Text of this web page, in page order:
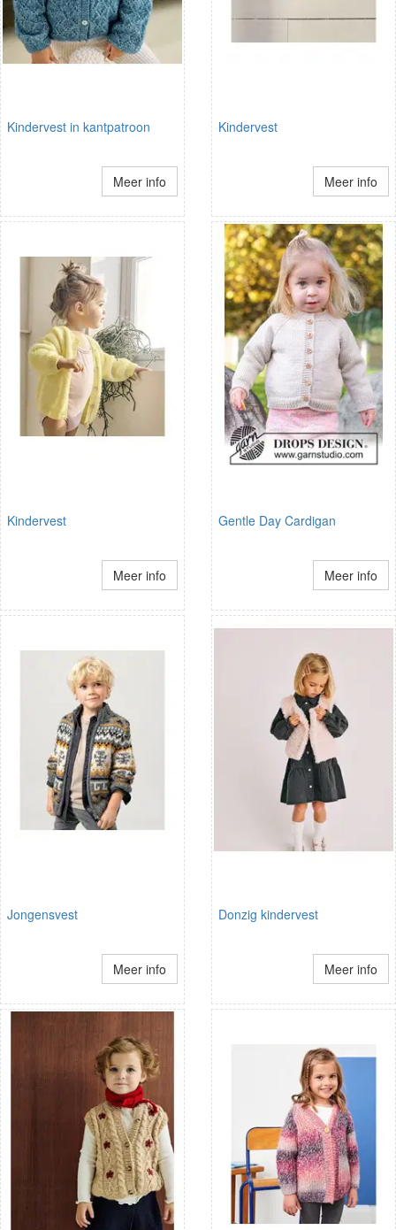
Kindervest in kantpatroon
Meer info
Kindervest
Meer info
Kindervest
Meer info
Gentle Day Cardigan
Meer info
Jongensvest
Meer info
Donzig kindervest
Meer info